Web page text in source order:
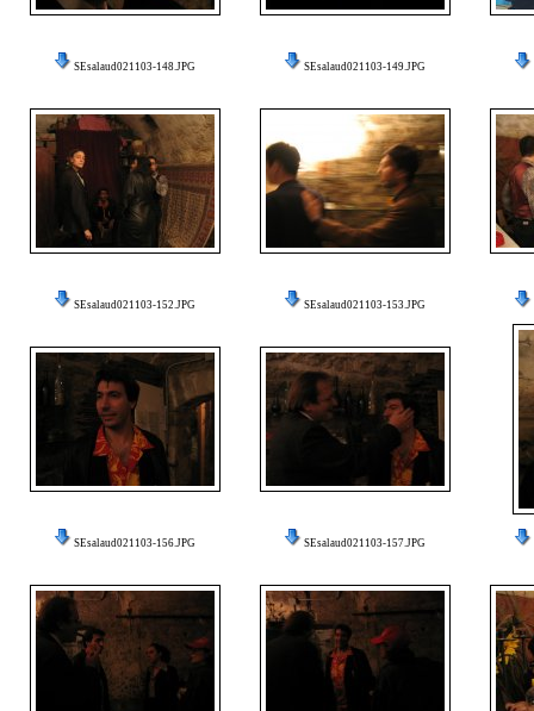
SEsalaud021103-148.JPG SEsalaud021103-149.JPG
SEsalaud021103-152.JPG SEsalaud021103-153.JPG
SEsalaud021103-156.JPG SEsalaud021103-157.JPG